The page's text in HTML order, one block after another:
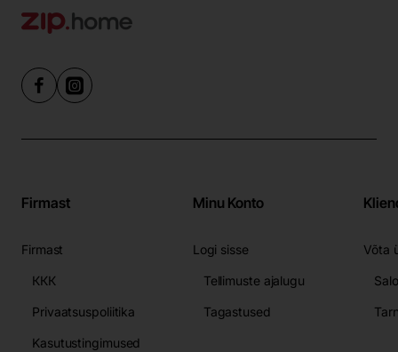
Firmast
Firmast
ККК
Privaatsuspoliitika
Kasutustingimused
Minu Konto
Logi sisse
Tellimuste ajalugu
Tagastused
Võta